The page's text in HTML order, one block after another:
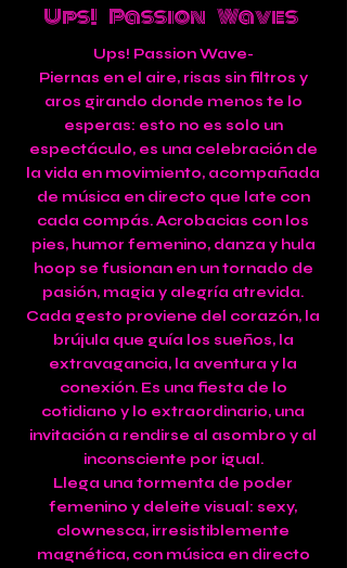
Ups! Passion Waves
Ups! Passion Wave-
Piernas en el aire, risas sin filtros y
aros girando donde menos te lo
esperas: esto no es solo un
espectáculo, es una celebración de
la vida en movimiento, acompañada
de música en directo que late con
cada compás. Acrobacias con los
pies, humor femenino, danza y hula
hoop se fusionan en un tornado de
pasión, magia y alegría atrevida.
Cada gesto proviene del corazón, la
brújula que guía los sueños, la
extravagancia, la aventura y la
conexión. Es una fiesta de lo
cotidiano y lo extraordinario, una
invitación a rendirse al asombro y al
inconsciente por igual.
Llega una tormenta de poder
femenino y deleite visual: sexy,
clownesca, irresistiblemente
magnética, con música en directo